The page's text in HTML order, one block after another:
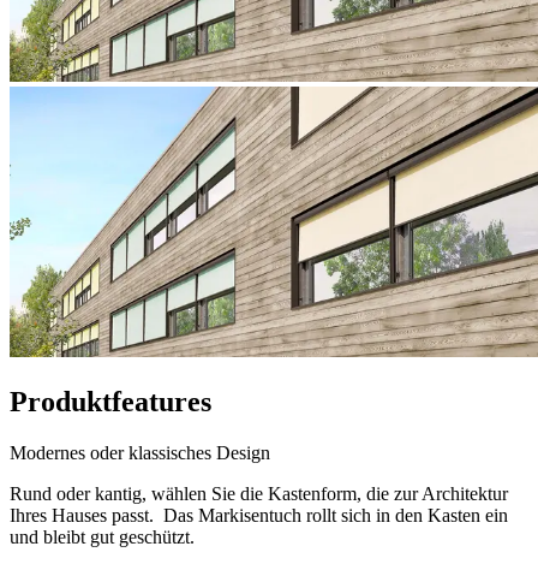
Produktfeatures
Modernes oder klassisches Design
Rund oder kantig, wählen Sie die Kastenform, die zur Architektur
Ihres Hauses passt. Das Markisentuch rollt sich in den Kasten ein
und bleibt gut geschützt.